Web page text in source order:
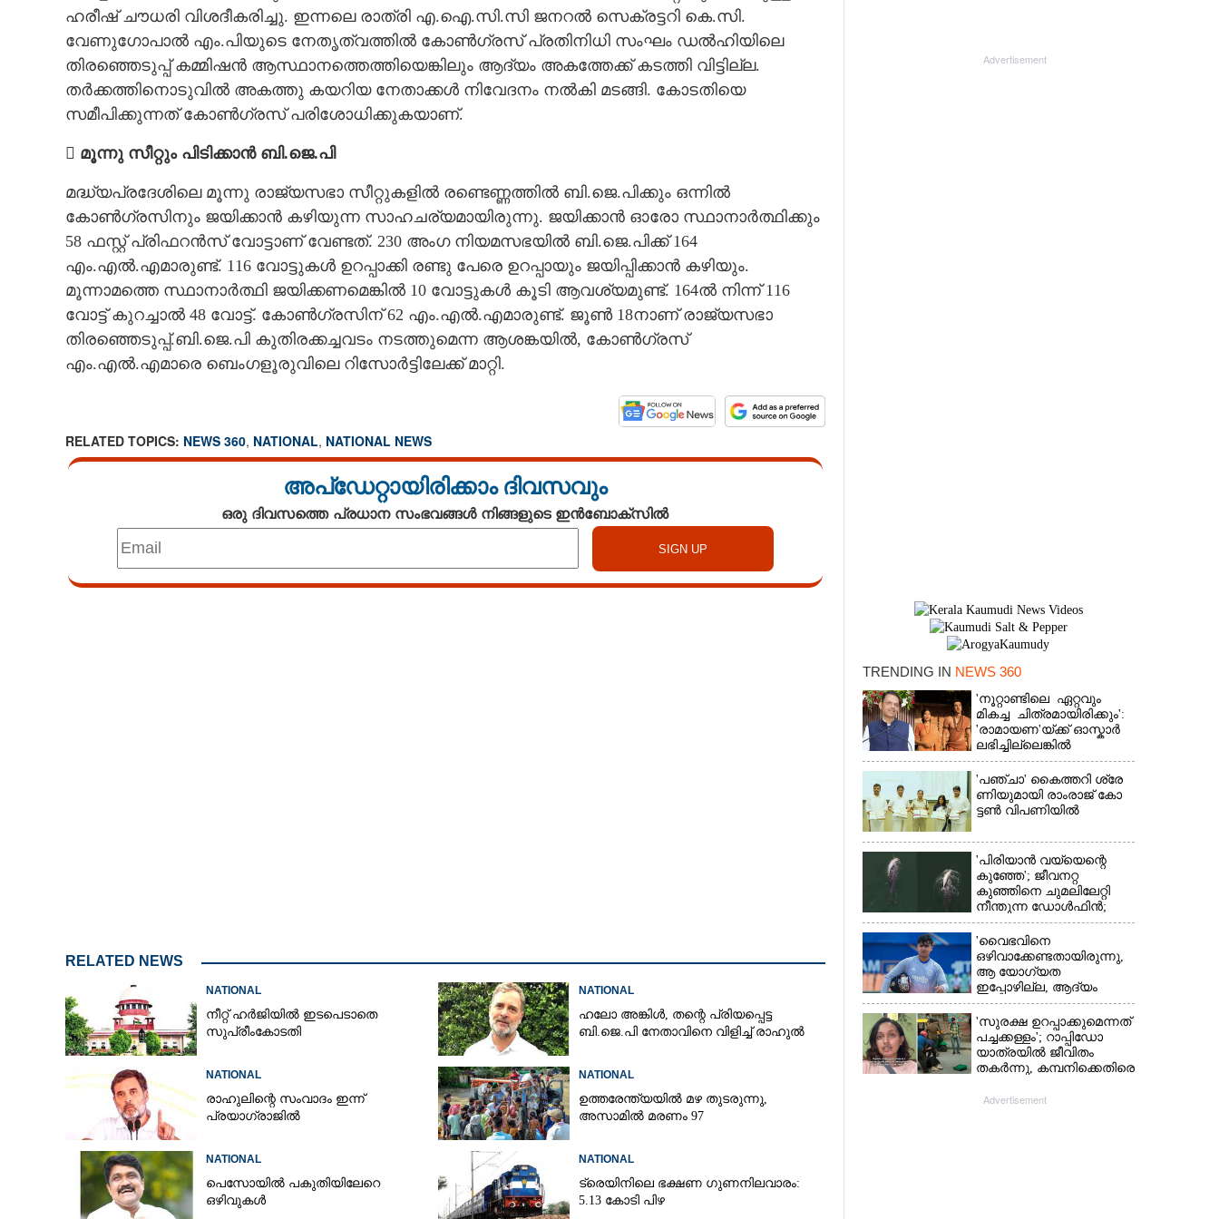
ഹരീഷ് ചൗധരി വിശദീകരിച്ചു. ഇന്നലെ രാത്രി എ.ഐ.സി.സി ജനറൽ സെക്രട്ടറി കെ.സി.
വേണുഗോപാൽ എം.പിയുടെ നേതൃത്വത്തിൽ കോൺഗ്രസ് പ്രതിനിധി സംഘം ഡൽഹിയിലെ
തിരഞ്ഞെടുപ്പ് കമ്മിഷൻ ആസ്ഥാനത്തെത്തിയെങ്കിലും ആദ്യം അകത്തേക്ക് കടത്തി വിട്ടില്ല.
തർക്കത്തിനൊടുവിൽ അകത്തു കയറിയ നേതാക്കൾ നിവേദനം നൽകി മടങ്ങി. കോടതിയെ
സമീപിക്കുന്നത് കോൺഗ്രസ് പരിശോധിക്കുകയാണ്.
 മൂന്നു സീറ്റും പിടിക്കാൻ ബി.ജെ.പി
മദ്ധ്യപ്രദേശിലെ മൂന്നു രാജ്യസഭാ സീറ്റുകളിൽ രണ്ടെണ്ണത്തിൽ ബി.ജെ.പിക്കും ഒന്നിൽ
കോൺഗ്രസിനും ജയിക്കാൻ കഴിയുന്ന സാഹചര്യമായിരുന്നു. ജയിക്കാൻ ഓരോ സ്ഥാനാർത്ഥിക്കും
58 ഫസ്റ്റ് പ്രിഫറൻസ് വോട്ടാണ് വേണ്ടത്. 230 അംഗ നിയമസഭയിൽ ബി.ജെ.പിക്ക് 164
എം.എൽ.എമാരുണ്ട്. 116 വോട്ടുകൾ ഉറപ്പാക്കി രണ്ടു പേരെ ഉറപ്പായും ജയിപ്പിക്കാൻ കഴിയും.
മൂന്നാമത്തെ സ്ഥാനാർത്ഥി ജയിക്കണമെങ്കിൽ 10 വോട്ടുകൾ കൂടി ആവശ്യമുണ്ട്. 164ൽ നിന്ന് 116
വോട്ട് കുറച്ചാൽ 48 വോട്ട്. കോൺഗ്രസിന് 62 എം.എൽ.എമാരുണ്ട്. ജൂൺ 18നാണ് രാജ്യസഭാ
തിരഞ്ഞെടുപ്പ്.ബി.ജെ.പി കുതിരക്കച്ചവടം നടത്തുമെന്ന ആശങ്കയിൽ, കോൺഗ്രസ്
എം.എൽ.എമാരെ ബെംഗളൂരുവിലെ റിസോർട്ടിലേക്ക് മാറ്റി.
RELATED TOPICS: NEWS 360, NATIONAL, NATIONAL NEWS
അപ്ഡേറ്റായിരിക്കാം ദിവസവും
ഒരു ദിവസത്തെ പ്രധാന സംഭവങ്ങൾ നിങ്ങളുടെ ഇൻബോക്സിൽ
RELATED NEWS
NATIONAL
നീറ്റ് ഹർജിയിൽ ഇടപെടാതെ
സുപ്രീംകോടതി
NATIONAL
ഹലോ അങ്കിൾ,​ തന്റെ പ്രിയപ്പെട്ട
ബി.ജെ.പി നേതാവിനെ വിളിച്ച് രാഹുൽ
NATIONAL
രാഹുലിന്റെ സംവാദം ഇന്ന്
പ്രയാഗ്‌രാജിൽ
NATIONAL
ഉത്തരേന്ത്യയിൽ മഴ തുടരുന്നു,​
അസാമിൽ മരണം 97
NATIONAL
പെസോയിൽ പകുതിയിലേറെ
ഒഴിവുകൾ
NATIONAL
ട്രെയിനിലെ ഭക്ഷണ ഗുണനിലവാരം:
5.13 കോടി പിഴ
Advertisement
TRENDING IN NEWS 360
'നൂറ്റാണ്ടിലെ ഏറ്റവും
മികച്ച ചിത്രമായിരിക്കും':
'രാമായണ'യ്ക്ക് ഓസ്കാ‌ർ
ലഭിച്ചില്ലെങ്കിൽ
നിരാശനാകുമെന്ന്
ദേവേന്ദ്ര ഫഡ്നാവിസ്
'​പ​ഞ്ചാ​'​ ​കൈ​ത്ത​റി​ ​ശ്രേ​
ണി​യു​മാ​യി​ ​രാം​രാ​ജ് ​കോ​
ട്ടൺ വിപണിയിൽ
'പിരിയാൻ വയ്യെന്റെ
കുഞ്ഞേ'; ജീവനറ്റ
കുഞ്ഞിനെ ചുമലിലേറ്റി
നീന്തുന്ന ഡോൾഫിൻ;
കടലിലെ വൈകാരിക
നിമിഷങ്ങൾ
'വൈഭവിനെ
ഒഴിവാക്കേണ്ടതായിരുന്നു,​
ആ യോഗ്യത
ഇപ്പോഴില്ല, ആദ്യം
എല്ലാം പഠിക്കട്ടെ';
നിർദേശവുമായി മുൻ
ക്രിക്കറ്റ് താരം
'സുരക്ഷ ഉറപ്പാക്കുമെന്നത്
പച്ചക്കള്ളം'; റാപ്പിഡോ
യാത്രയിൽ ജീവിതം
തകർന്നു, കമ്പനിക്കെതിരെ
Advertisement
×